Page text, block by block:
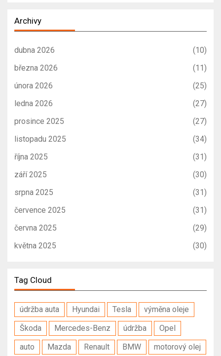
Archivy
dubna 2026
(10)
března 2026
(11)
února 2026
(25)
ledna 2026
(27)
prosince 2025
(27)
listopadu 2025
(34)
října 2025
(31)
září 2025
(30)
srpna 2025
(31)
července 2025
(31)
června 2025
(29)
května 2025
(30)
Tag Cloud
údržba auta Hyundai Tesla
výměna oleje
Škoda
Mercedes-Benz údržba
Opel
auto
Mazda Renault BMW motorový olej